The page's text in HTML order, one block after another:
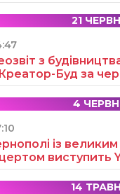
21
з
Буд за
4
із великим
виступить
14